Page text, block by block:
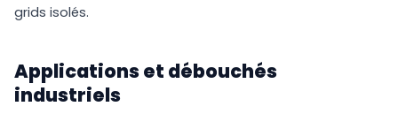
grids isolés.
Applications et débouchés
industriels